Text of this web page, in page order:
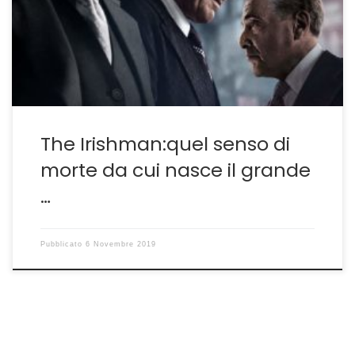
italostatunitense fotografa con lucida malinconia non
tanto la fine di un’epopea cinematografica quanto
l’avvicinarsi di quella fine definitiva che appartiene a
tutti e che forse […]
The Irishman:quel senso di
morte da cui nasce il grande
…
Pubblicato 6 Novembre 2019